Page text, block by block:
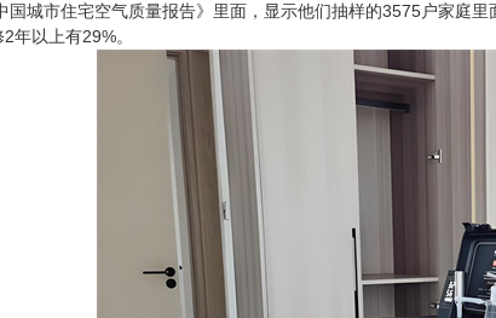
国城市住宅空气质量报告》里面，显示他们抽样的3575户家庭
年以上有29%。